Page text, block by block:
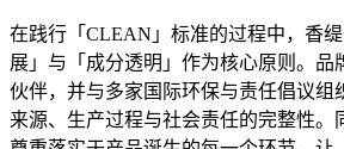
在践行「CLEAN」标准的过程中，香
展」与「成分透明」作为核心原则。品
伙伴，并与多家国际环保与责任倡议组
来源、生产过程与社会责任的完整性。